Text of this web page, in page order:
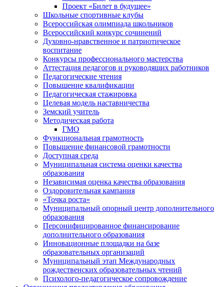
Проект «Билет в будущее»
Школьные спортивные клубы
Всероссийская олимпиада школьников
Всероссийский конкурс сочинений
Духовно-нравственное и патриотическое
воспитание
Конкурсы профессионального мастерства
Аттестация педагогов и руководящих работников
Педагогические чтения
Повышение квалификации
Педагогическая стажировка
Целевая модель наставничества
Земский учитель
Методическая работа
ГМО
Функциональная грамотность
Повышение финансовой грамотности
Доступная среда
Муниципальная система оценки качества
образования
Независимая оценка качества образования
Оздоровительная кампания
«Точка роста»
Муниципальный опорный центр дополнительного
образования
Персонифицированное финансирование
дополнительного образования
Инновационные площадки на базе
образовательных организаций
Муниципальный этап Международных
рождественских образовательных чтений
Психолого-педагогическое сопровождение